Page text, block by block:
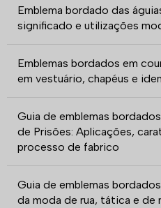
Emblema bordado das
significado e utilizações
Emblemas bordados em
em vestuário, chapéus e
Guia de emblemas
de Prisões: Aplicações,
processo de fabrico
Guia de emblemas
da moda de rua, tática e